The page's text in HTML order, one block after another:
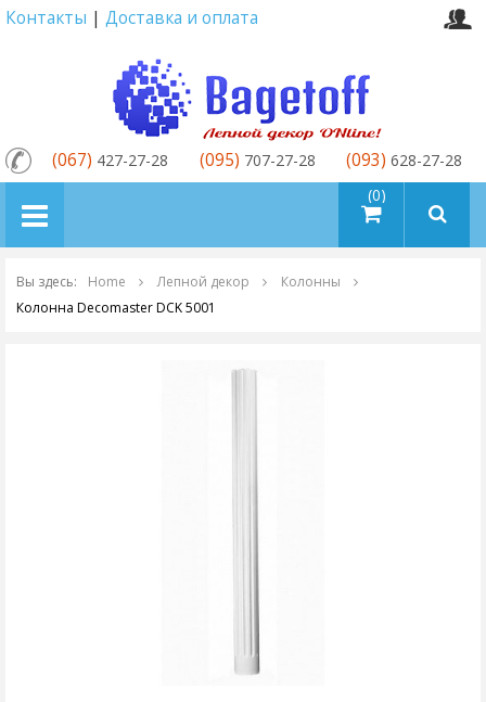
Контакты | Доставка и оплата
товаров (0)
(067) 427-27-28 (095) 707-27-28 (093) 628-27-28
Вы здесь: Home Лепной декор
Колонны
Колонна Decomaster DCK 5001